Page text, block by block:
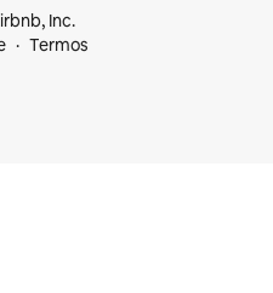
Inc.
Termos